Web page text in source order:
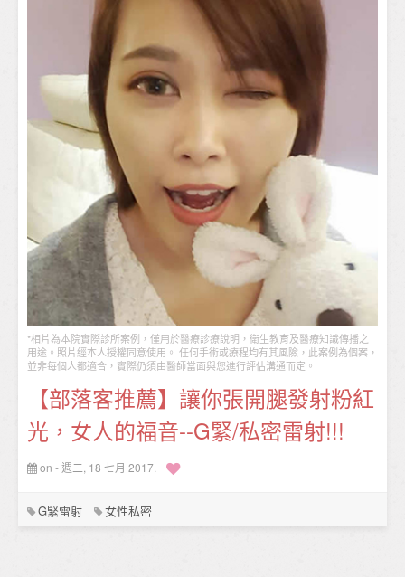
*相片為本院實際診所案例，僅用於醫療診療說明，衛生教育及醫療知識傳播之
用途。照片經本人授權同意使用。 任何手術或療程均有其風險，此案例為個案，
並非每個人都適合，實際仍須由醫師當面與您進行評估溝通而定。
【部落客推薦】讓你張開腿發射粉紅
光，女人的福音--G緊/私密雷射!!!
on - 週二, 18 七月 2017.
G緊雷射 女性私密